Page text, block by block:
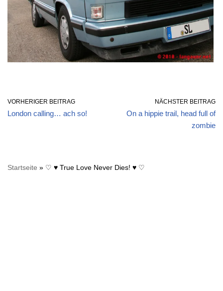
VORHERIGER BEITRAG
London calling… ach so!
NÄCHSTER BEITRAG
On a hippie trail, head full of
zombie
Startseite » ♡ ♥ True Love Never Dies! ♥ ♡